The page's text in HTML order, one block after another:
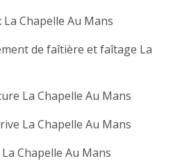
Chapelle Au Mans
de faîtière et faîtage La
La Chapelle Au Mans
La Chapelle Au Mans
Chapelle Au Mans